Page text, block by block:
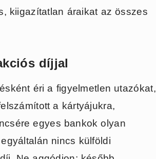
kiigazítatlan áraikat az összes
díjjal
éri a figyelmetlen utazókat,
a kártyájukra,
egyes bankok olyan
nincs külföldi